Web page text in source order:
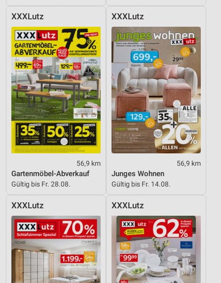
XXXLutz
56,9 km
Gartenmöbel-Abverkauf
Gültig bis Fr. 28.08.
XXXLutz
56,9 km
Junges Wohnen
Gültig bis Fr. 14.08.
XXXLutz XXXLutz